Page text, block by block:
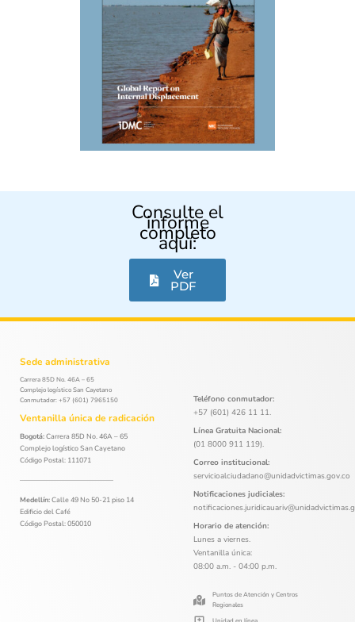
Consulte el
informe
completo
aquí:
Ver
PDF
Sede administrativa
Carrera 85D No. 46A – 65
Complejo logístico San Cayetano
Conmutador: +57 (601) 7965150
Ventanilla única de radicación
Bogotá:Carrera 85D No. 46A – 65
Complejo logístico San Cayetano
Código Postal: 111071
Medellín:Calle 49 No 50-21 piso 14
Edificio del Café
Código Postal: 050010
Teléfono conmutador:
+57 (601) 426 11 11.
Línea Gratuita Nacional:
(01 8000 911 119).
Correo institucional:
servicioalciudadano@unidadvictimas.gov.co
Notificaciones judiciales:
Horario de atención:
Lunes a viernes.
Ventanilla única:
08:00 a.m. - 04:00 p.m.
Puntos de Atención y Centros
Regionales